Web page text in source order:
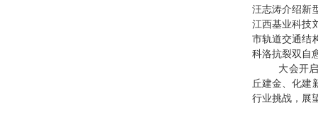
汪志涛介绍新
江西基业科技
市轨道交通结
科洛抗裂双自
大会开启
丘建金、化建
行业挑战，展